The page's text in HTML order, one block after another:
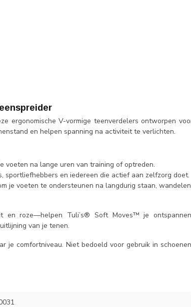
ergonomische V-vormige teenverdelers ontworpen
en helpen spanning na activiteit te verlichten.
voeten na lange uren van training of optreden.
sportliefhebbers en iedereen die actief aan zelfzorg doet.
je voeten te ondersteunen na langdurig staan, wandelen
en roze—helpen Tuli’s® Soft Moves™ je
van je tenen.
je comfortniveau. Niet bedoeld voor gebruik in